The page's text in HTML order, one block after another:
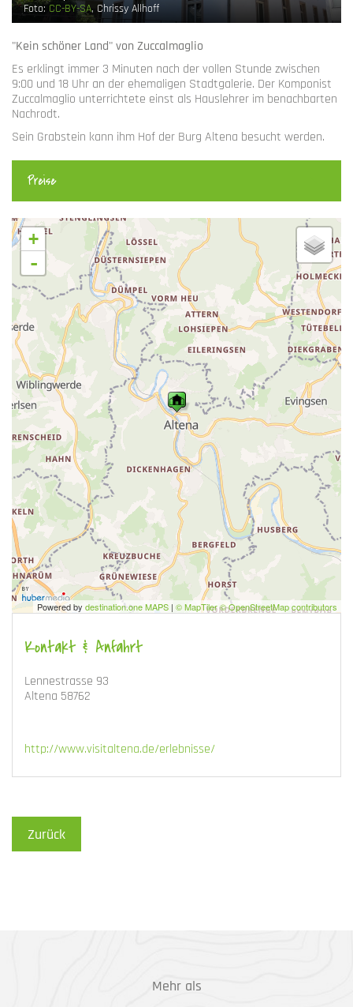
Foto:CC-BY-SA, Chrissy Allhoff
"Kein schöner Land" von Zuccalmaglio
Es erklingt immer 3 Minuten nach der vollen Stunde zwischen
9:00 und 18 Uhr an der ehemaligen Stadtgalerie. Der Komponist
Zuccalmaglio unterrichtete einst als Hauslehrer im benachbarten
Nachrodt.
Sein Grabstein kann ihm Hof der Burg Altena besucht werden.
Preise
+
-
Powered by destination.one MAPS | © MapTiler © OpenStreetMap contributors
Kontakt & Anfahrt
Lennestrasse 93
Altena 58762
http://www.visitaltena.de/erlebnisse/
Zurück
Mehr als